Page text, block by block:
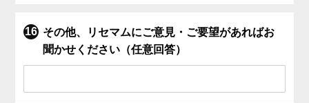
その他、リセマムにご意見・ご要望があればお
聞かせください（任意回答）